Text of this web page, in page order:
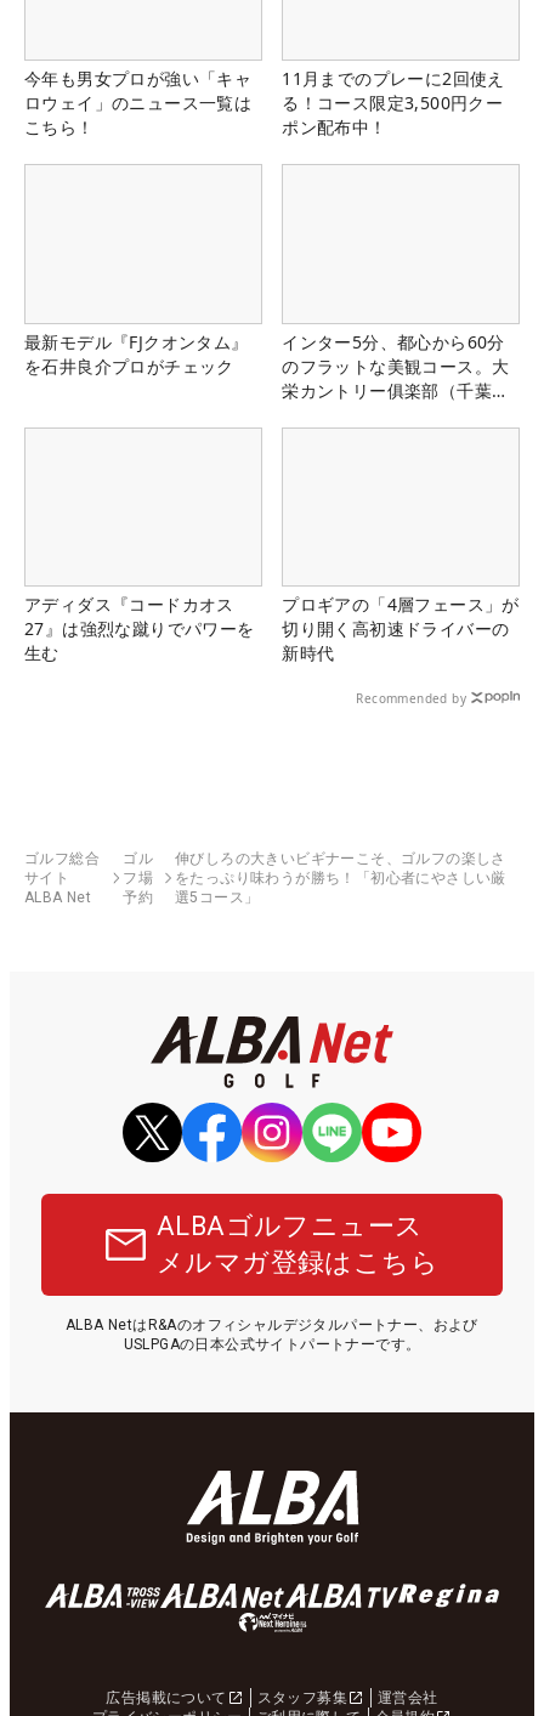
今年も男女プロが強い「キャ
ロウェイ」のニュース一覧は
こちら！
11月までのプレーに2回使え
る！コース限定3,500円クー
ポン配布中！
最新モデル『FJクオンタム』
を石井良介プロがチェック
インター5分、都心から60分
のフラットな美観コース。大
栄カントリー俱楽部（千葉
アディダス『コードカオス
27』は強烈な蹴りでパワーを
生む
プロギアの「4層フェース」が
切り開く高初速ドライバーの
新時代
Recommended by
ゴルフ総合
サイト
ALBA Net
ゴル
フ場
予約
伸びしろの大きいビギナーこそ、ゴルフの楽しさ
をたっぷり味わうが勝ち！「初心者にやさしい厳
選5コース」
ALBAゴルフニュース
メルマガ登録はこちら
ALBA NetはR&Aのオフィシャルデジタルパートナー、および
USLPGAの日本公式サイトパートナーです。
広告掲載について スタッフ募集
運営会社